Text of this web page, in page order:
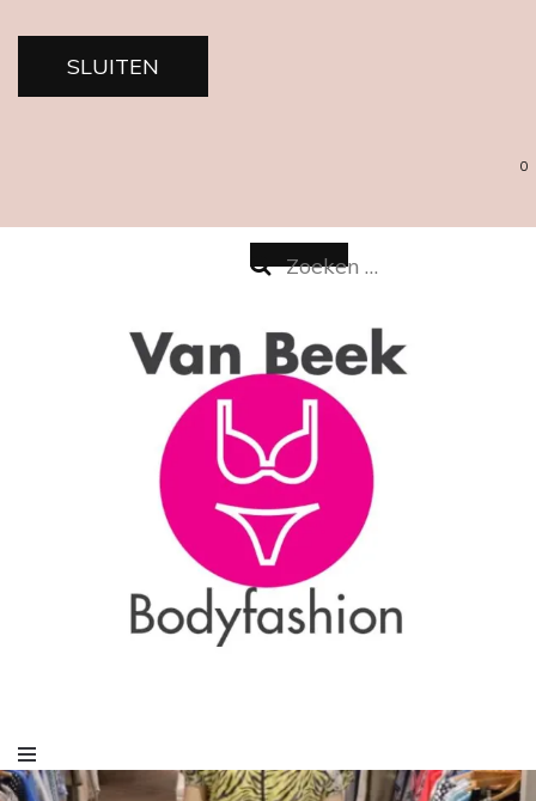
SLUITEN
0
Zoeken
Van Beek